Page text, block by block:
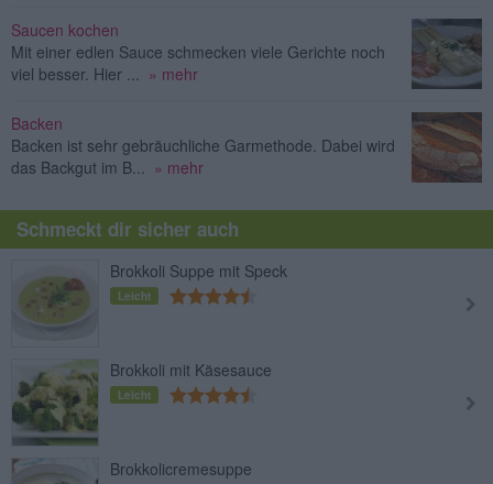
Saucen kochen
Mit einer edlen Sauce schmecken viele Gerichte noch
viel besser. Hier ...
» mehr
Backen
Backen ist sehr gebräuchliche Garmethode. Dabei wird
das Backgut im B...
» mehr
Schmeckt dir sicher auch
Brokkoli Suppe mit Speck
Leicht
Brokkoli mit Käsesauce
Leicht
Brokkolicremesuppe